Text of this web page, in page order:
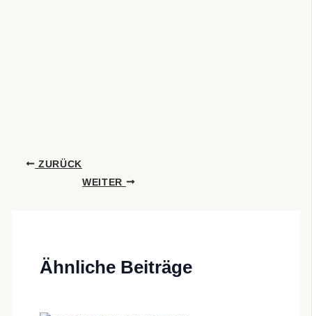
ZURÜCK
WEITER
Ähnliche Beiträge